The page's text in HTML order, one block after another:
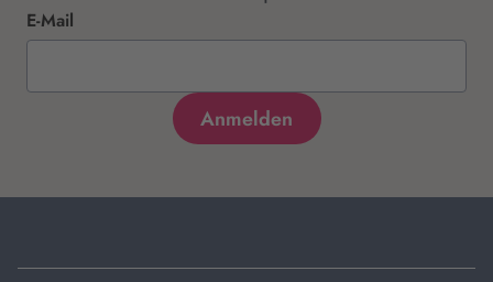
E-Mail